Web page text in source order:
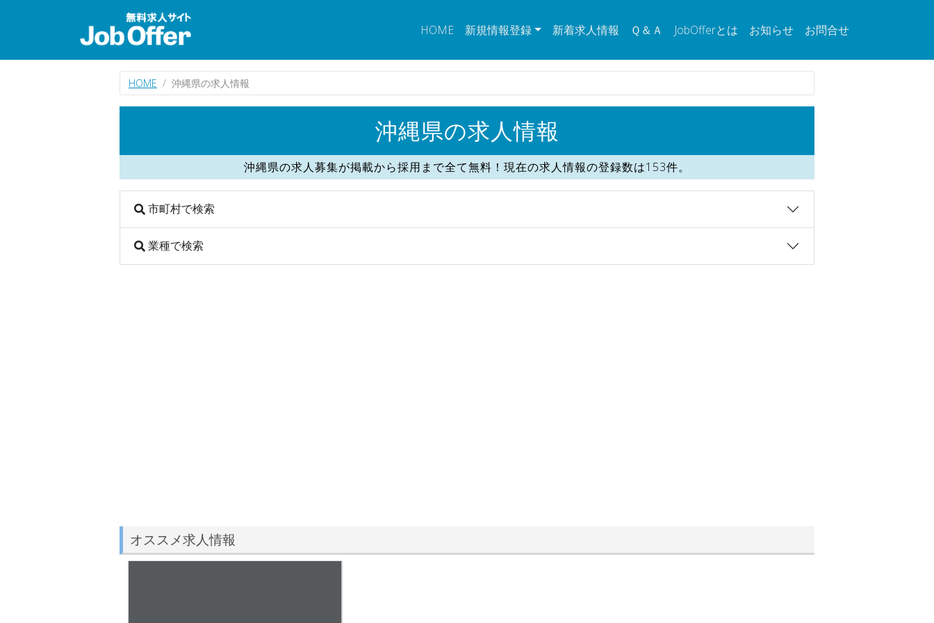
HOME 新規情報登録 新着求人情報 Ｑ＆Ａ JobOfferとは お知らせ お問合せ
HOME 沖縄県の求人情報
沖縄県の求人情報
沖縄県の求人募集が掲載から採用まで全て無料！現在の求人情報の登録数は153件。
市町村で検索
業種で検索
オススメ求人情報